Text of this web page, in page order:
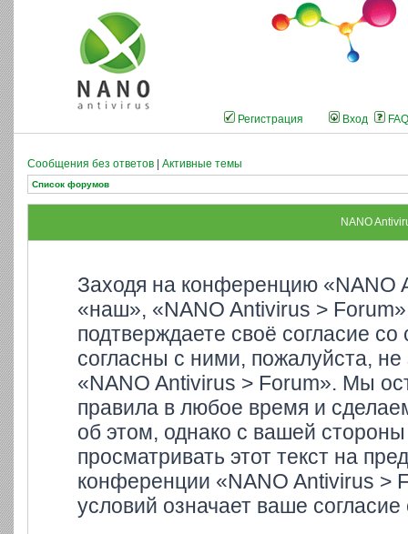
Регистрация Вход FAQ
Сообщения без ответов Активные темы
Список форумов
NANO
Заходя на конференцию
«наш», «NANO Antivirus >
подтверждаете своё согласие
согласны с ними, пожалуйста,
«NANO Antivirus > Forum». Мы
правила в любое время и
об этом, однако с вашей
просматривать этот текст на
конференции «NANO Antivirus >
условий означает ваше